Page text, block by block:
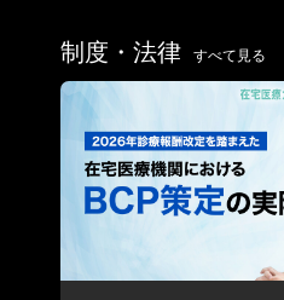
制度・法律 すべて見る